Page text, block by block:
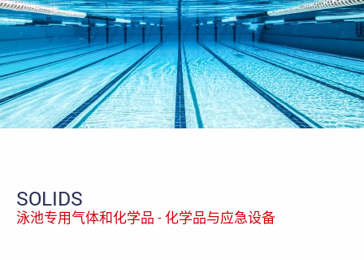
SOLIDS
泳池专用气体和化学品 - 化学品与应急设备